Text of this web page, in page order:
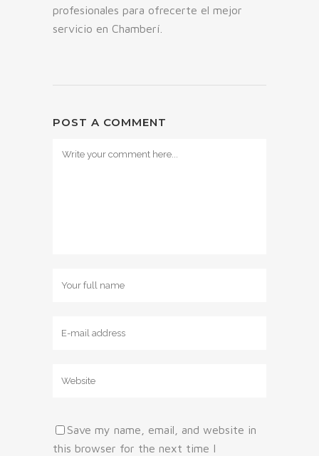
profesionales para ofrecerte el mejor
servicio en Chamberí.
POST A COMMENT
Save my name, email, and website in
this browser for the next time I